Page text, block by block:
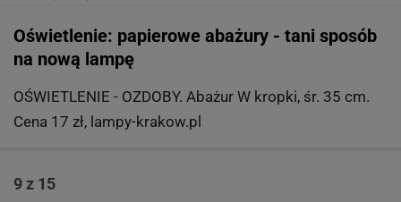
Oświetlenie: papierowe abażury - tani sposób
na nową lampę
OŚWIETLENIE - OZDOBY. Abażur W kropki, śr. 35 cm.
Cena 17 zł, lampy-krakow.pl
9 z 15